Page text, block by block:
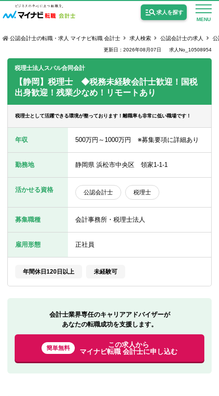
MENU
求人を探す
公認会計士の求人
監査法人の求人
女性会計士の転職
転職お役立ち情報
サービス紹介
業界情報
求人情報
公認会計士の転職・求人 マイナビ転職 会計士 求人検索 公認会計士の求人 公
更新日：2026年08月07日 求人No_10508954
税理士法人スバル合同会計
【静岡】税理士 ◆税務未経験会計士歓迎！国税
出身歓迎！残業少なめ！リモートあり
税理士として活躍できる環境が整っております！離職率も非常に低い職場です！
年収 500万円～1000万円 ※募集要項に詳細あり
勤務地 静岡県 浜松市中央区 領家1-1-1
活かせる資格 公認会計士 税理士
募集職種 会計事務所・税理士法人
雇用形態 正社員
年間休日120日以上 未経験可
会計士業界専任のキャリアアドバイザーが
あなたの転職成功を支援します。
簡単無料
この求人から
マイナビ転職 会計士に申し込む